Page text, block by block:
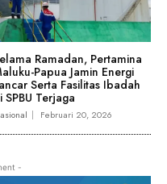
Ramadan, Pertamina
Papua Jamin Energi
Serta Fasilitas Ibadah
SPBU Terjaga
Februari 20, 2026
-